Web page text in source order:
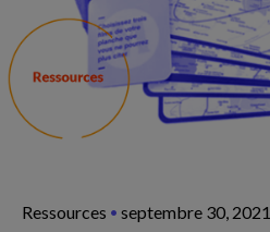
Ressources septembre 30, 2021